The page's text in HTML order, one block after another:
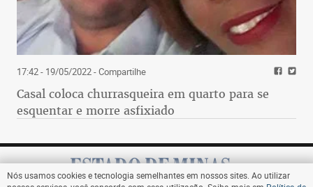
Nós usamos cookies e tecnologia semelhantes em nossos sites. Ao utilizar
17:42 - 19/05/2022- Compartilhe
Casal coloca churrasqueira em quarto para se
esquentar e morre asfixiado